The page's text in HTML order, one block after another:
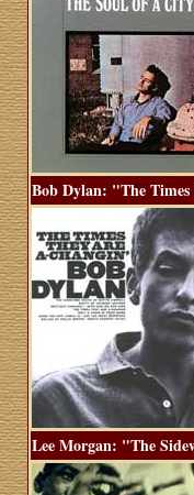
Bob Dylan: "The
Lee Morgan: "The